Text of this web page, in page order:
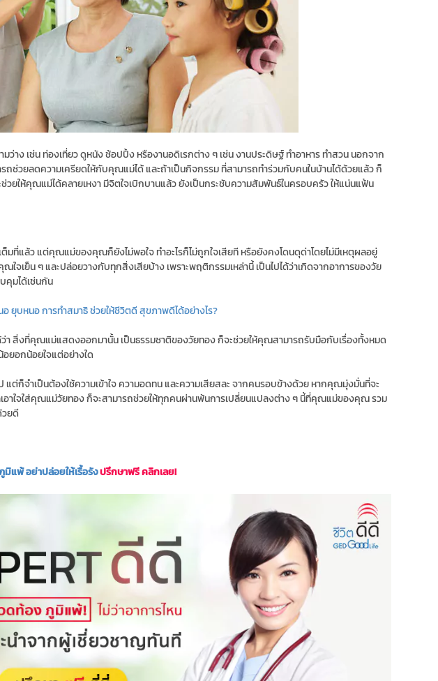
ว่าง เช่น ท่องเที่ยว ดูหนัง ช้อปปิ้ง หรืองานอดิเรกต่าง ๆ เช่น งานประดิษฐ์ ทำอาหาร ทำสวน นอกจาก
รถช่วยลดความเครียดให้กับคุณแม่ได้ และถ้าเป็นกิจกรรม ที่สามารถทำร่วมกับคนในบ้านได้ด้วยแล้ว ก็
วยให้คุณแม่ได้คลายเหงา มีจิตใจเบิกบานแล้ว ยังเป็นกระชับความสัมพันธ์ในครอบครัว ให้แน่นแฟ้น
มที่แล้ว แต่คุณแม่ของคุณก็ยังไม่พอใจ ทำอะไรก็ไม่ถูกใจเสียที หรือยังคงโดนดุด่าโดยไม่มีเหตุผลอยู่
ณใจเย็น ๆ และปล่อยวางกับทุกสิ่งเสียบ้าง เพราะพฤติกรรมเหล่านี้ เป็นไปได้ว่าเกิดจากอาการของวัย
คุมได้เช่นกัน
ยุบหนอ การทำสมาธิ ช่วยให้ชีวิตดี สุขภาพดีได้อย่างไร?
ว่า สิ่งที่คุณแม่แสดงออกมานั้น เป็นธรรมชาติของวัยทอง ก็จะช่วยให้คุณสามารถรับมือกับเรื่องทั้งหมด
อยอกน้อยใจแต่อย่างใด
แต่ก็จำเป็นต้องใช้ความเข้าใจ ความอดทน และความเสียสละ จากคนรอบข้างด้วย หากคุณมุ่งมั่นที่จะ
เอาใจใส่คุณแม่วัยทอง ก็จะสามารถช่วยให้ทุกคนผ่านพ้นการเปลี่ยนแปลงต่าง ๆ นี้ที่คุณแม่ของคุณ รวม
ยดี
มิแพ้ อย่าปล่อยให้เรื้อรังปรึกษาฟรี คลิกเลย!